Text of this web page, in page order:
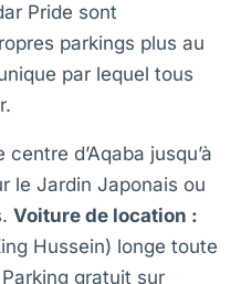
Pride sont
parkings plus au
par lequel tous
d’Aqaba jusqu’à
le Jardin Japonais ou
Voiture de location :
Hussein) longe toute
gratuit sur